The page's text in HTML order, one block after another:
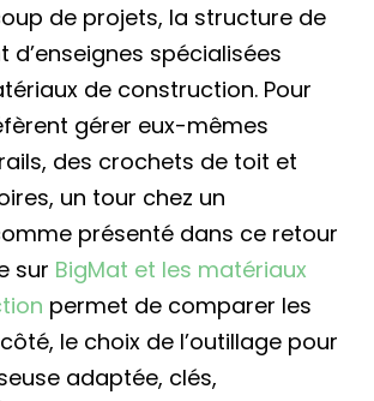
de projets, la structure de
d’enseignes spécialisées
de construction. Pour
gérer eux-mêmes
des crochets de toit et
un tour chez un
présenté dans ce retour
sur BigMat et les matériaux
permet de comparer les
le choix de l’outillage pour
adaptée, clés,